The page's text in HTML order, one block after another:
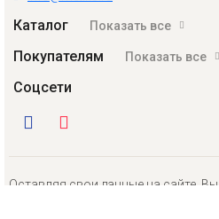
Каталог Показать все
Покупателям Показать все
Соцсети
Оставляя свои данные на сайте,